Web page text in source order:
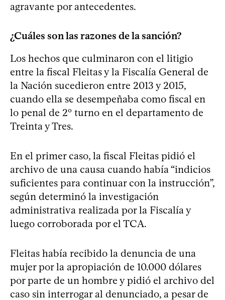
agravante por antecedentes.
¿Cuáles son las razones de la sanción?
Los hechos que culminaron con el litigio
entre la fiscal Fleitas y la Fiscalía General de
la Nación sucedieron entre 2013 y 2015,
cuando ella se desempeñaba como fiscal en
lo penal de 2º turno en el departamento de
Treinta y Tres.
En el primer caso, la fiscal Fleitas pidió el
archivo de una causa cuando había “indicios
suficientes para continuar con la instrucción”,
según determinó la investigación
administrativa realizada por la Fiscalía y
luego corroborada por el TCA.
Fleitas había recibido la denuncia de una
mujer por la apropiación de 10.000 dólares
por parte de un hombre y pidió el archivo del
caso sin interrogar al denunciado, a pesar de